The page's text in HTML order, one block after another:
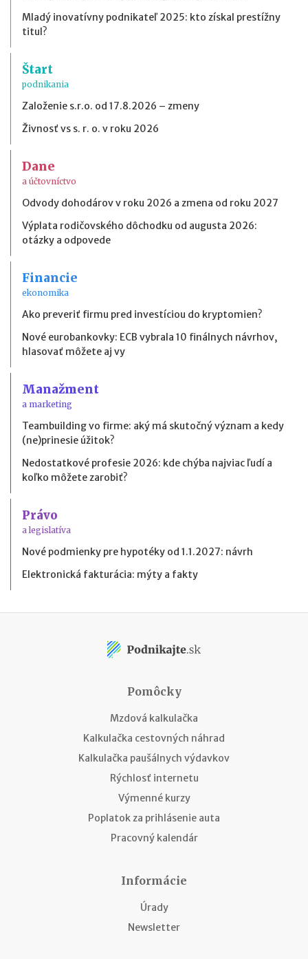
Mladý inovatívny podnikateľ 2025: kto získal prestížny
titul?
Štart
podnikania
Založenie s.r.o. od 17.8.2026 – zmeny
Živnosť vs s. r. o. v roku 2026
Dane
a účtovníctvo
Odvody dohodárov v roku 2026 a zmena od roku 2027
Výplata rodičovského dôchodku od augusta 2026:
otázky a odpovede
Financie
ekonomika
Ako preveriť firmu pred investíciou do kryptomien?
Nové eurobankovky: ECB vybrala 10 finálnych návrhov,
hlasovať môžete aj vy
Manažment
a marketing
Teambuilding vo firme: aký má skutočný význam a kedy
(ne)prinesie úžitok?
Nedostatkové profesie 2026: kde chýba najviac ľudí a
koľko môžete zarobiť?
Právo
a legislatíva
Nové podmienky pre hypotéky od 1.1.2027: návrh
Elektronická fakturácia: mýty a fakty
Pomôcky
Mzdová kalkulačka
Kalkulačka cestovných náhrad
Kalkulačka paušálnych výdavkov
Rýchlosť internetu
Výmenné kurzy
Poplatok za prihlásenie auta
Pracovný kalendár
Informácie
Úrady
Newsletter